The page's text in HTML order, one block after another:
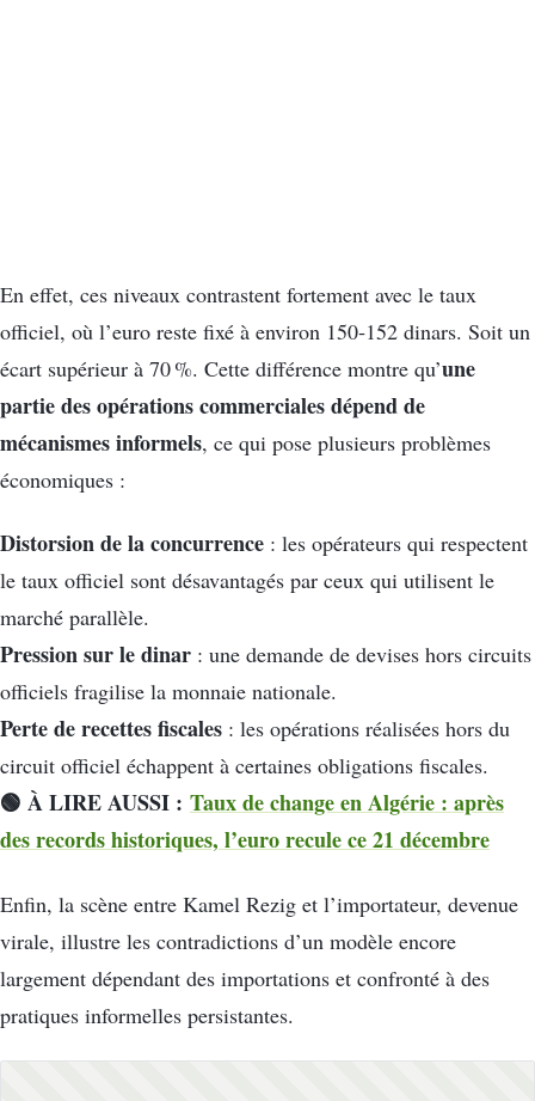
En effet, ces niveaux contrastent fortement avec le taux
officiel, où l’euro reste fixé à environ 150‑152 dinars. Soit un
écart supérieur à 70 %. Cette différence montre qu’une
partie des opérations commerciales dépend de
mécanismes informels, ce qui pose plusieurs problèmes
économiques :
Distorsion de la concurrence : les opérateurs qui respectent
le taux officiel sont désavantagés par ceux qui utilisent le
marché parallèle.
Pression sur le dinar : une demande de devises hors circuits
officiels fragilise la monnaie nationale.
Perte de recettes fiscales : les opérations réalisées hors du
circuit officiel échappent à certaines obligations fiscales.
🟢 À LIRE AUSSI : Taux de change en Algérie : après
des records historiques, l’euro recule ce 21 décembre
Enfin, la scène entre Kamel Rezig et l’importateur, devenue
virale, illustre les contradictions d’un modèle encore
largement dépendant des importations et confronté à des
pratiques informelles persistantes.